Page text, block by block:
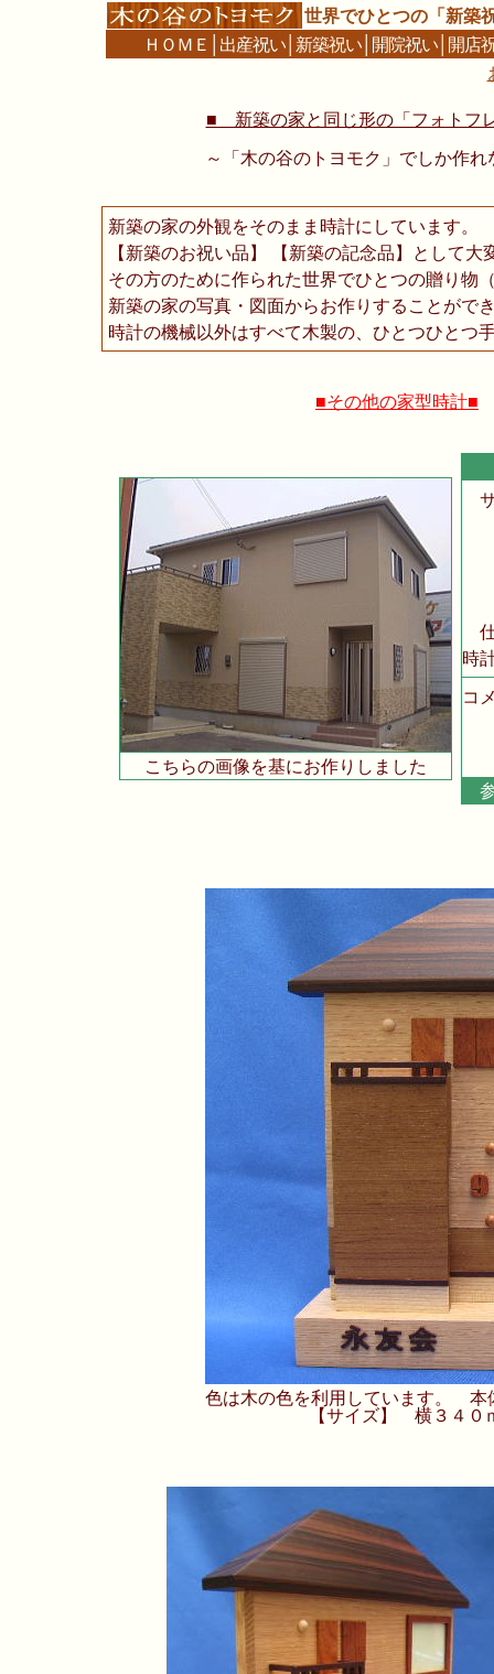
世界でひとつの「新築
ＨＯＭＥ 出産祝い 新築祝い 開院祝い 開店
■ 新築の家と同じ形の「フォト
～「木の谷のトヨモク」でしか作
新築の家の外観をそのまま時計にしています。
【新築のお祝い品】 【新築の記念品】として
その方のために作られた世界でひとつの贈り物
新築の家の写真・図面からお作りすることが
時計の機械以外はすべて木製の、ひとつひとつ
■その他の家型時計■
こちらの画像を基にお作りしました
時
コ
色は木の色を利用しています。 本
【サイズ】 横３４０